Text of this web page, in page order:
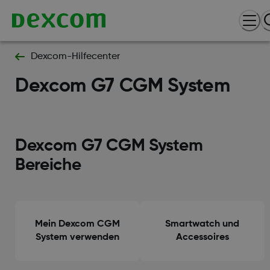
Dexcom-Hilfecenter
Dexcom G7 CGM System
Dexcom G7 CGM System
Bereiche
Mein Dexcom CGM
System verwenden
Smartwatch und
Accessoires